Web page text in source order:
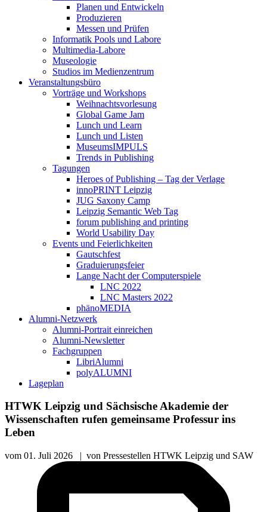
Planen und Entwickeln
Produzieren
Messen und Prüfen
Informatik Pools und Labore
Multimedia-Labore
Museologie
Studios im Medienzentrum
Veranstaltungsbüro
Vorträge und Workshops
Weihnachtsvorlesung
Global Game Jam
Lunch und Learn
Lunch und Listen
MuseumsIMPULS
Trends in Publishing
Tagungen
Heroes of Publishing – Tag der Verlage
innoPRINT Leipzig
JUG Saxony Camp
Leipzig Semantic Web Tag
forum publishing and printing
World Usability Day
Events und Feierlichkeiten
Gautschfest
Graduierungsfeier
Lange Nacht der Computerspiele
LNC 2022
LNC Masters 2022
phänoMEDIA
Alumni-Netzwerk
Alumni-Portrait einreichen
Alumni-Newsletter
Fachgruppen
LibriAlumni
polyALUMNI
Lageplan
HTWK Leipzig und Sächsische Akademie der
Wissenschaften rufen gemeinsame Professur ins
Leben
vom 01. Juli 2026 | von Pressestellen HTWK Leipzig und SAW